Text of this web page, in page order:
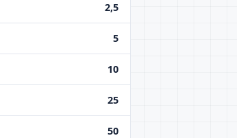
2,5
5
10
25
50